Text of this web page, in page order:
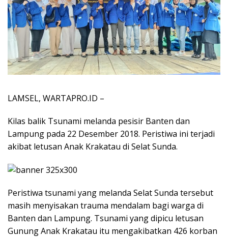
LAMSEL, WARTAPRO.ID –
Kilas balik Tsunami melanda pesisir Banten dan
Lampung pada 22 Desember 2018. Peristiwa ini terjadi
akibat letusan Anak Krakatau di Selat Sunda.
Peristiwa tsunami yang melanda Selat Sunda tersebut
masih menyisakan trauma mendalam bagi warga di
Banten dan Lampung. Tsunami yang dipicu letusan
Gunung Anak Krakatau itu mengakibatkan 426 korban